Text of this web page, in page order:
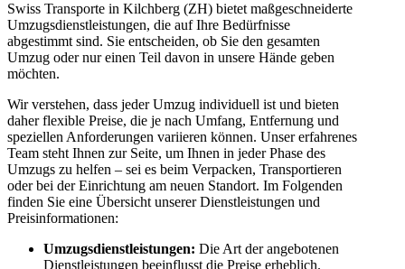
Swiss Transporte in Kilchberg (ZH) bietet maßgeschneiderte
Umzugsdienstleistungen, die auf Ihre Bedürfnisse
abgestimmt sind. Sie entscheiden, ob Sie den gesamten
Umzug oder nur einen Teil davon in unsere Hände geben
möchten.
Wir verstehen, dass jeder Umzug individuell ist und bieten
daher flexible Preise, die je nach Umfang, Entfernung und
speziellen Anforderungen variieren können. Unser erfahrenes
Team steht Ihnen zur Seite, um Ihnen in jeder Phase des
Umzugs zu helfen – sei es beim Verpacken, Transportieren
oder bei der Einrichtung am neuen Standort. Im Folgenden
finden Sie eine Übersicht unserer Dienstleistungen und
Preisinformationen:
Umzugsdienstleistungen: Die Art der angebotenen
Dienstleistungen beeinflusst die Preise erheblich.